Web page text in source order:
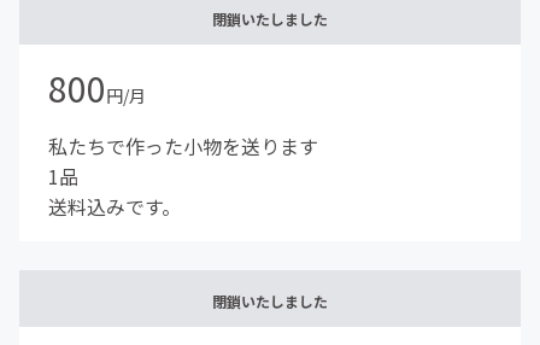
閉鎖いたしました
800円/月
私たちで作った小物を送ります
1品
送料込みです。
閉鎖いたしました